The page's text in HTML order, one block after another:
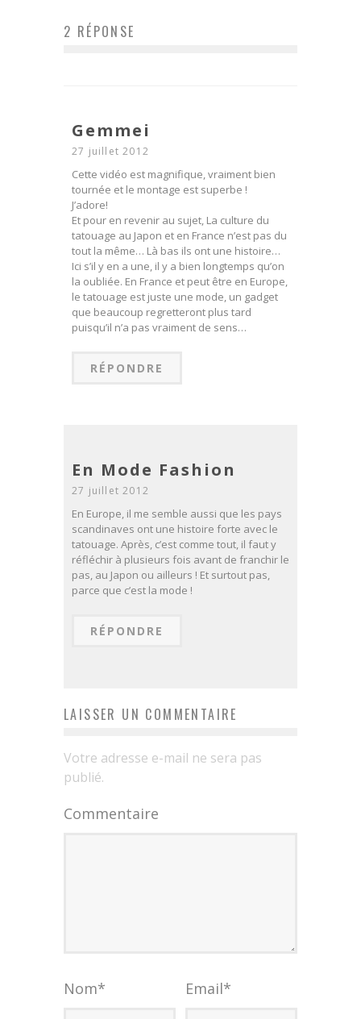
2 RÉPONSE
Gemmei
27 juillet 2012
Cette vidéo est magnifique, vraiment bien
tournée et le montage est superbe !
J’adore!
Et pour en revenir au sujet, La culture du
tatouage au Japon et en France n’est pas du
tout la même… Là bas ils ont une histoire…
Ici s’il y en a une, il y a bien longtemps qu’on
la oubliée. En France et peut être en Europe,
le tatouage est juste une mode, un gadget
que beaucoup regretteront plus tard
puisqu’il n’a pas vraiment de sens…
RÉPONDRE
En Mode Fashion
27 juillet 2012
En Europe, il me semble aussi que les pays
scandinaves ont une histoire forte avec le
tatouage. Après, c’est comme tout, il faut y
réfléchir à plusieurs fois avant de franchir le
pas, au Japon ou ailleurs ! Et surtout pas,
parce que c’est la mode !
RÉPONDRE
LAISSER UN COMMENTAIRE
Votre adresse e-mail ne sera pas
publié.
Commentaire
Nom* Email*